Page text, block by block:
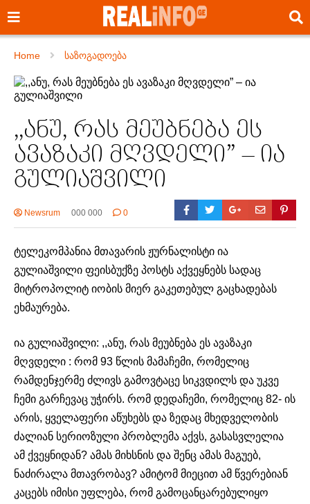
Home საზოგადოება
,,ანუ, რას მეუბნება ეს
ავაზაკი მღვდელი” – ია
გულიაშვილი
Newsrum 000 000 0
ტელეკომპანია მთავარის ჟურნალისტი ია
გულიაშვილი ფეისბუქზე პოსტს აქვეყნებს სადაც
მიტროპოლიტ იობის მიერ გაკეთებულ გაცხადებას
ეხმაურება.
ია გულიაშვილი: ,,ანუ, რას მეუბნება ეს ავაზაკი
მღვდელი : რომ 93 წლის მამაჩემი, რომელიც
რამდენჯერმე ძლივს გამოვტაცე სიკვდილს და უკვე
ჩემი გარჩევაც უჭირს. რომ დედაჩემი, რომელიც 82- ის
არის, ყველაფერი აწუხებს და ზედაც მხედველობის
ძალიან სერიოზული პრობლემა აქვს, გასასვლელია
ამ ქვეყნიდან? ამას მიხსნის და შენც ამას მაგუებ,
ნაძირალა მთავრობავ? ამიტომ მიეცით ამ წვერებიან
კაცებს იმისი უფლება, რომ გამოცანცარებულიყო